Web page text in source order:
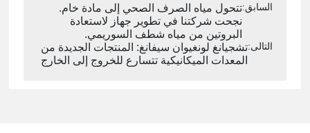
السابق:تتحول مياه الصرف الصحي إلى مادة خام.
نجحت شركتنا في تطوير جهاز لاستعادة
البروتين من مياه شطف السوريمي.
التالى:تشجيانغ لونغيوان سيفانغ: المنتجات الجديدة من
المعدات الميكانيكية تتسارع للخروج إلى الخارج